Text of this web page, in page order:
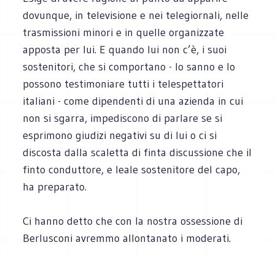
dovunque, in televisione e nei telegiornali, nelle
trasmissioni minori e in quelle organizzate
apposta per lui. E quando lui non c’è, i suoi
sostenitori, che si comportano - lo sanno e lo
possono testimoniare tutti i telespettatori
italiani - come dipendenti di una azienda in cui
non si sgarra, impediscono di parlare se si
esprimono giudizi negativi su di lui o ci si
discosta dalla scaletta di finta discussione che il
finto conduttore, e leale sostenitore del capo,
ha preparato.
Ci hanno detto che con la nostra ossessione di
Berlusconi avremmo allontanato i moderati.